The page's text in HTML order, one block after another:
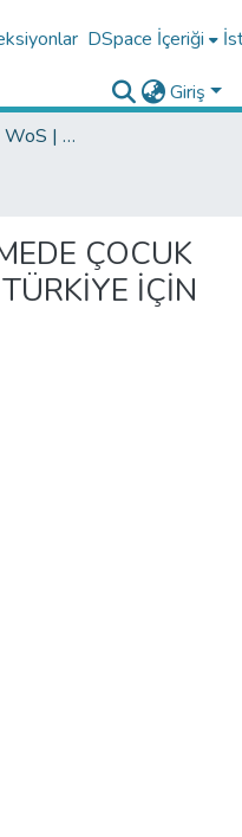
DSpace İçeriği
Giriş
Araştırma Çıktıları | WoS | Scopus | TR-Dizin | PubMed
ÇOCUK
İÇİN